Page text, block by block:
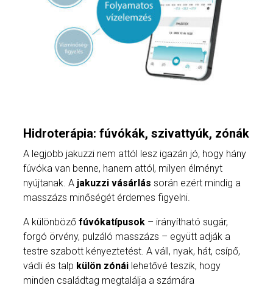
Hidroterápia: fúvókák, szivattyúk, zónák
A legjobb jakuzzi nem attól lesz igazán jó, hogy hány
fúvóka van benne, hanem attól, milyen élményt
nyújtanak. A jakuzzi vásárlás során ezért mindig a
masszázs minőségét érdemes figyelni.
A különbözőfúvókatípusok – irányítható sugár,
forgó örvény, pulzáló masszázs – együtt adják a
testre szabott kényeztetést. A váll, nyak, hát, csípő,
vádli és talp külön zónái lehetővé teszik, hogy
minden családtag megtalálja a számára